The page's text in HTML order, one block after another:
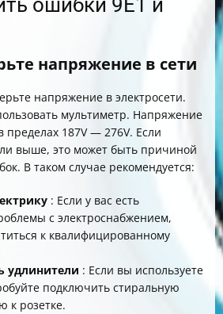
напряжение в сети
напряжение в электросети.
мультиметр. Напряжение
пределах 187V — 276V. Если
выше, это может быть причиной
В таком случае рекомендуется:
: Если у вас есть
с электроснабжением,
к квалифицированному
удлинители : Если вы используете
подключить стиральную
к розетке.